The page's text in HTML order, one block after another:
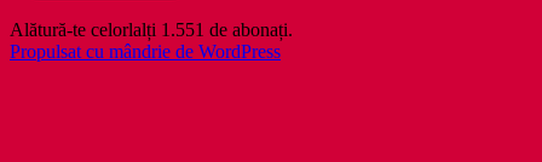
Alătură-te celorlalți 1.551 de abonați.
Propulsat cu mândrie de WordPress